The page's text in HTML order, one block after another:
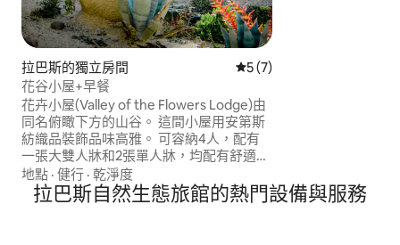
拉巴斯的獨立房間 從 7 則評價中獲得 5 的平
5 (7)
花谷小屋+早餐
花卉小屋(Valley of the Flowers Lodge)由
同名俯瞰下方的山谷。 這間小屋用安第斯
紡織品裝飾品味高雅。 可容納4人，配有
一張大雙人牀和2張單人牀，均配有舒適的
羽絨被。 外面是一個大型草地區，有吊牀
可供放鬆、觀賞鳥類，並欣賞傍晚四處奔
跑的野生維斯卡沙，還有一個火坑，可享
地點 · 健行 · 乾淨度
拉巴斯自然生態旅館的熱門設備與服務